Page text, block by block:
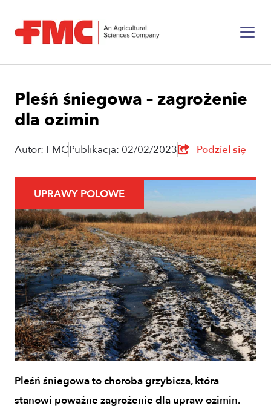
Pleśń śniegowa – zagrożenie
dla ozimin
Autor: FMCPublikacja: 02/02/2023 Podziel się
UPRAWY POLOWE
Pleśń śniegowa to choroba grzybicza, która
stanowi poważne zagrożenie dla upraw ozimin.